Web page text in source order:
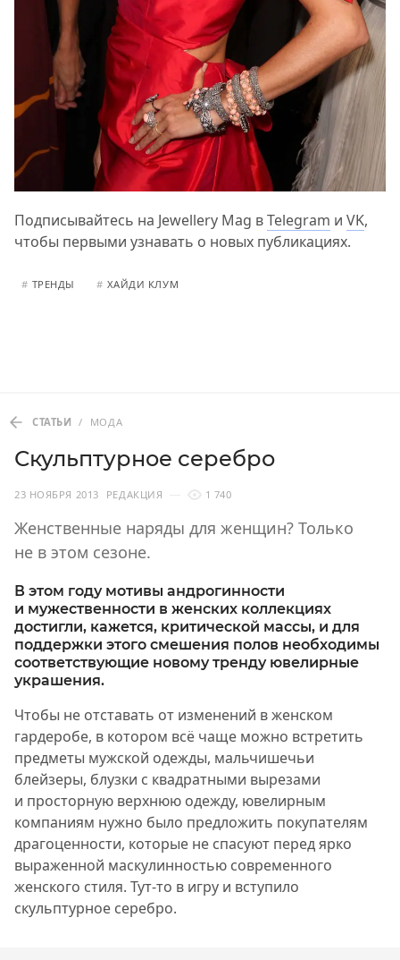
Подписывайтесь на Jewellery Mag вTelegram и VK,
чтобы первыми узнавать о новых публикациях.
# ТРЕНДЫ # ХАЙДИ КЛУМ
СТАТЬИ / МОДА
Скульптурное серебро
23 НОЯБРЯ 2013 РЕДАКЦИЯ 1 740
Женственные наряды для женщин? Только
не в этом сезоне.
В этом году мотивы андрогинности
и мужественности в женских коллекциях
достигли, кажется, критической массы, и для
поддержки этого смешения полов необходимы
соответствующие новому тренду ювелирные
украшения.
Чтобы не отставать от изменений в женском
гардеробе, в котором всё чаще можно встретить
предметы мужской одежды, мальчишечьи
блейзеры, блузки с квадратными вырезами
и просторную верхнюю одежду, ювелирным
компаниям нужно было предложить покупателям
драгоценности, которые не спасуют перед ярко
выраженной маскулинностью современного
женского стиля. Тут-то в игру и вступило
скульптурное серебро.